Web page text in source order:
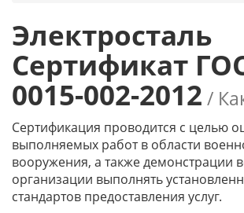
Электросталь
Сертификат
0015-002-2012 /
Сертификация проводится с целью
выполняемых работ в области
вооружения, а также демонстрации
организации выполнять
стандартов предоставления услуг.